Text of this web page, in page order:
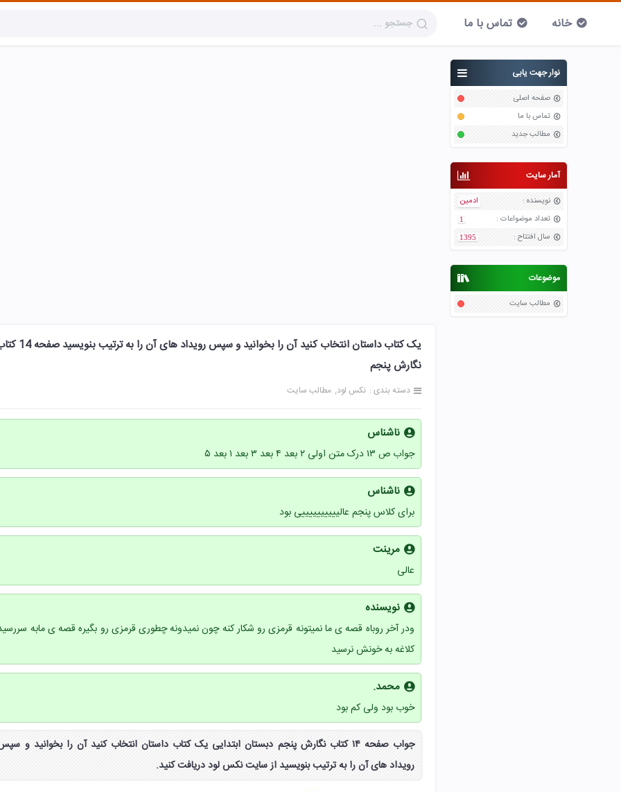
خانه تماس با ما
نوار جهت یابی
صفحه اصلی
تماس با ما
مطالب جدید
آمار سایت
نویسنده :
ادمین
تعداد موضواعات :
1
سال افتتاح :
1395
موضوعات
مطالب سایت
یک کتاب داستان انتخاب کنید آن را بخوانید و سپس رویداد های آن
نگارش پنجم
دسته بندی : نکس لود مطالب سایت
ناشناس
جواب ص ۱۳ درک متن اولی ۲ بعد ۴ بعد ۳ بعد ۱ بعد ۵
ناشناس
برای کلاس پنجم عالییییییییییی بود
مرینت
عالی
نویسنده
ودر آخر روباه قصه ی ما نمیتونه قرمزی رو شکار کنه چون نمیدونه چطوری قرمزی رو بگیره قصه ی مابه
کلاغه به خونش نرسید
محمد.
خوب بود ولی کم بود
جواب صفحه ۱۴ کتاب نگارش پنجم دبستان ابتدایی یک کتاب داستان انتخاب کنید آن را بخوانید و
رویداد های آن را به ترتیب بنویسید از سایت نکس لود دریافت کنید.